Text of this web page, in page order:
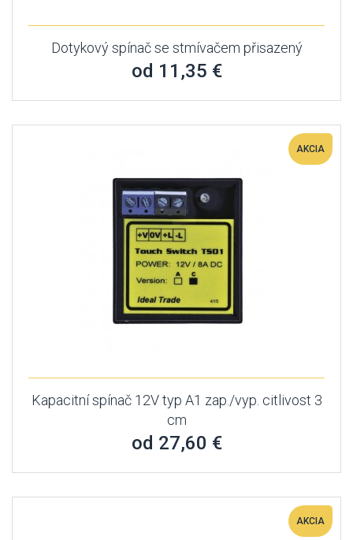
Dotykový spínač se stmívačem přisazený
od 11,35 €
AKCIA
Kapacitní spínač 12V typ A1 zap./vyp. citlivost 3
cm
od 27,60 €
AKCIA